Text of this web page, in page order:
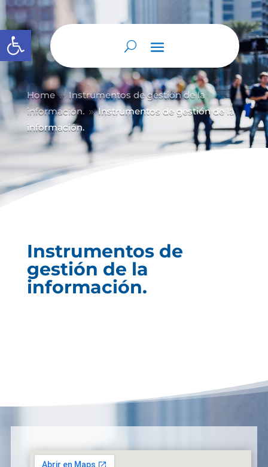
Abrir barra de herramientas
Home 9 Instrumentos de gestión de la
información. 9 Instrumentos de gestión de la
información.
Instrumentos de
gestión de la
información.